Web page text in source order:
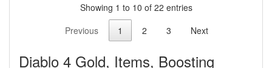
Showing 1 to 10 of 22 entries
Previous
1 2 3 Next
Diablo 4 Gold, Items, Boosting